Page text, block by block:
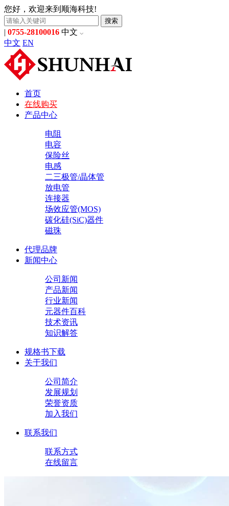
您好，欢迎来到顺海科技!
搜索
| 0755-28100016 中文
中文 EN
首页
在线购买
产品中心
电阻
电容
保险丝
电感
二三极管/晶体管
放电管
连接器
场效应管(MOS)
碳化硅(SiC)器件
磁珠
代理品牌
新闻中心
公司新闻
产品新闻
行业新闻
元器件百科
技术资讯
知识解答
规格书下载
关于我们
公司简介
发展规划
荣誉资质
加入我们
联系我们
联系方式
在线留言